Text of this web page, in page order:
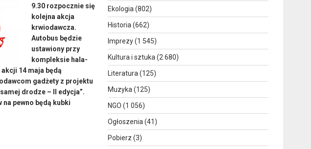
9.30 rozpocznie się
kolejna akcja
krwiodawcza.
Autobus będzie
ustawiony przy
kompleksie hala-
14 maja będą
gadżety z projektu
samej drodze – II edycja”.
na pewno będą kubki
Ekologia (802)
Historia (662)
Imprezy(1 545)
Kultura i sztuka (2 680)
Literatura (125)
Muzyka (125)
NGO (1 056)
Ogłoszenia (41)
Pobierz (3)